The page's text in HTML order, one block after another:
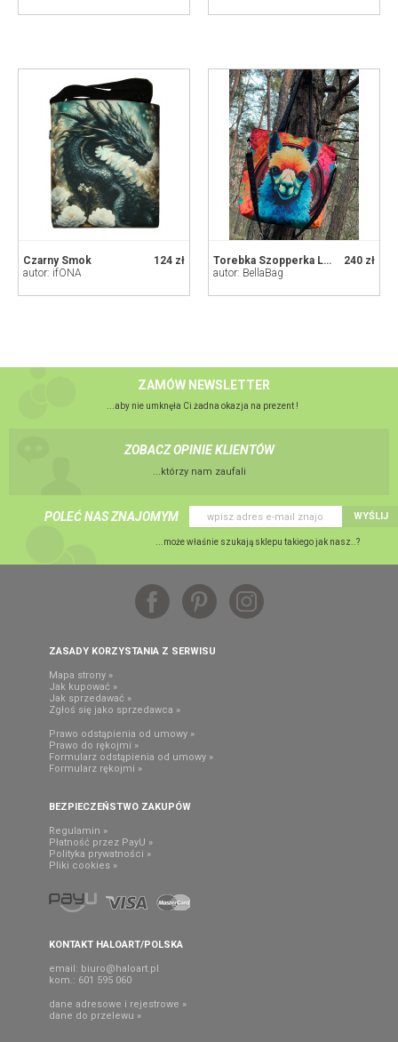
124 zł
Czarny Smok
autor: ifONA
240 zł
Torebka Szopperka LAMA
autor: BellaBag
ZAMÓW NEWSLETTER
...aby nie umknęła Ci żadna okazja na prezent !
ZOBACZ OPINIE KLIENTÓW
...którzy nam zaufali
POLEĆ NAS ZNAJOMYM WYŚLIJ
...może właśnie szukają sklepu takiego jak nasz..?
ZASADY KORZYSTANIA Z SERWISU
Mapa strony »
Jak kupować »
Jak sprzedawać »
Zgłoś się jako sprzedawca »
Prawo odstąpienia od umowy »
Prawo do rękojmi »
Formularz odstąpienia od umowy »
Formularz rękojmi »
BEZPIECZEŃSTWO ZAKUPÓW
Regulamin »
Płatność przez PayU »
Polityka prywatności »
Pliki cookies »
KONTAKT HALOART/POLSKA
email: biuro@haloart.pl
kom.: 601 595 060
dane adresowe i rejestrowe »
dane do przelewu »